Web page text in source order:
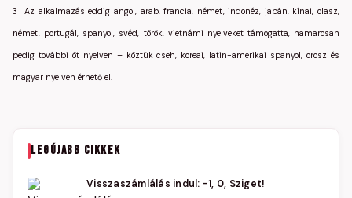
3 Az alkalmazás eddig angol, arab, francia, német, indonéz, japán, kínai, olasz,
német, portugál, spanyol, svéd, török, vietnámi nyelveket támogatta, hamarosan
pedig további öt nyelven – köztük cseh, koreai, latin-amerikai spanyol, orosz és
magyar nyelven érhető el.
LEGÚJABB CIKKEK
Visszaszámlálás indul: -1, 0, Sziget!